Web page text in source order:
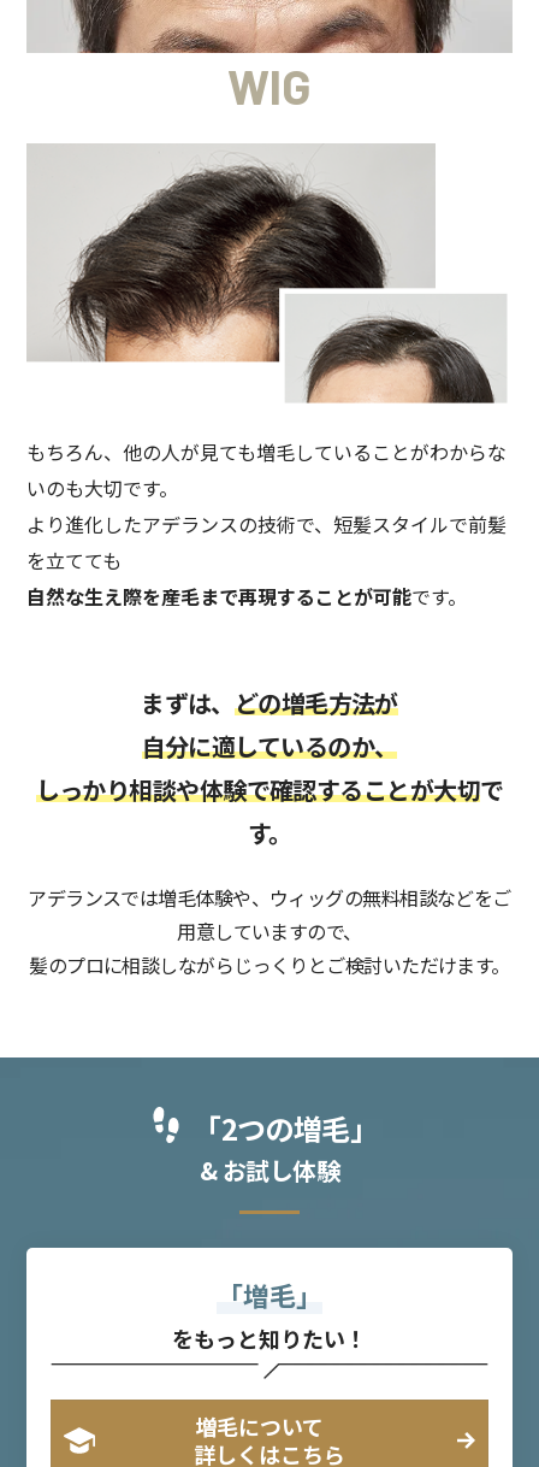
WIG
もちろん、他の人が見ても増毛していることがわからな
いのも大切です。
より進化したアデランスの技術で、短髪スタイルで前髪
を立てても
自然な生え際を産毛まで再現することが可能です。
まずは、 どの増毛方法が
自分に適しているのか、
しっかり相談や体験で確認することが大切で
す。
アデランスでは増毛体験や、ウィッグの無料相談などをご
用意していますので、
髪のプロに相談しながらじっくりとご検討いただけます。
「2つの増毛」
& お試し体験
「増毛」
をもっと知りたい！
増毛について
詳しくはこちら